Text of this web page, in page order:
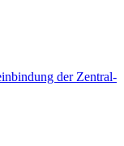
der Zentral-